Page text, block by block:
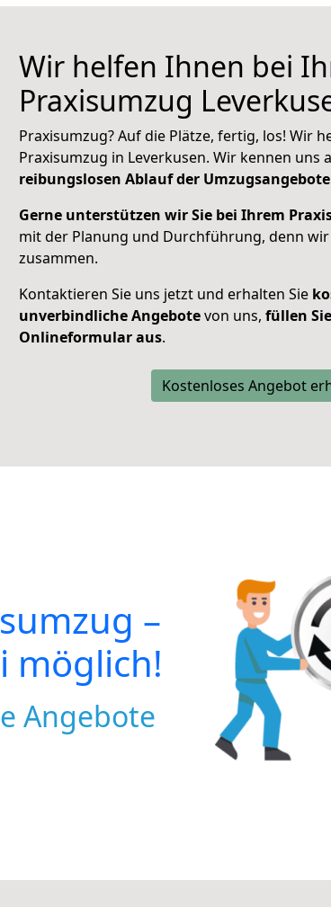
Wir helfen Ihnen bei
Praxisumzug
Praxisumzug? Auf die Plätze, fertig, los! Wir
Praxisumzug in Leverkusen. Wir kennen uns
reibungslosen Ablauf der
Gerne unterstützen wir Sie bei Ihrem
mit der Planung und Durchführung, denn w
zusammen.
Kontaktieren Sie uns jetzt und erhalten Sie
unverbindliche Angebotevon uns, füllen
Onlineformular aus.
Kostenloses Angebot
–
möglich!
Angebote